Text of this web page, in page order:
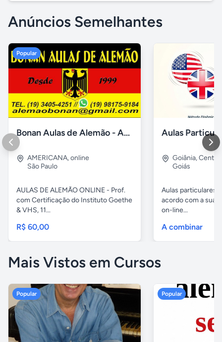
Anúncios Semelhantes
Popular
Bonan Aulas de Alemão - Aulas Online
AMERICANA,online
São Paulo
AULAS DE ALEMÃO ONLINE - Prof.
com Certificação do Instituto Goethe
& VHS, 11...
R$ 60,00
Goiânia,Centro
Goiás
Aulas particulares
acordo com a sua
on-line...
A combinar
Mais Vistos em Cursos
Popular Popular